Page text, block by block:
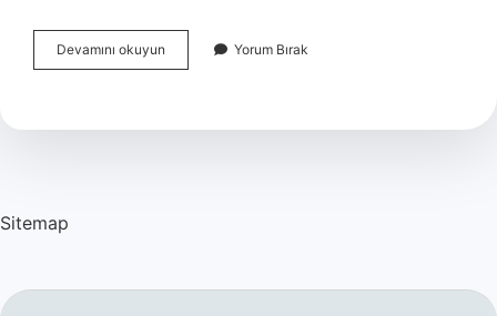
Devamını okuyun Meniere
Hastalığı
Yorum Bırak
Sitemap